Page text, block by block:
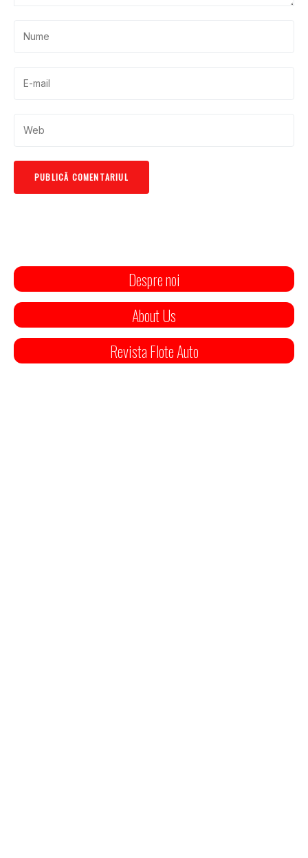
Despre noi
About Us
Revista Flote Auto